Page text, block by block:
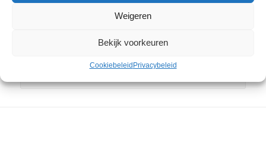
Weigeren
Bekijk voorkeuren
CookiebeleidPrivacybeleid
De SYM Fiddle IV is leverbaar in een 25 km/u en
45 km/u versie.